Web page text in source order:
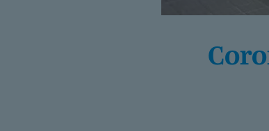
Coronaria ja Suomen Paralympia­komitea